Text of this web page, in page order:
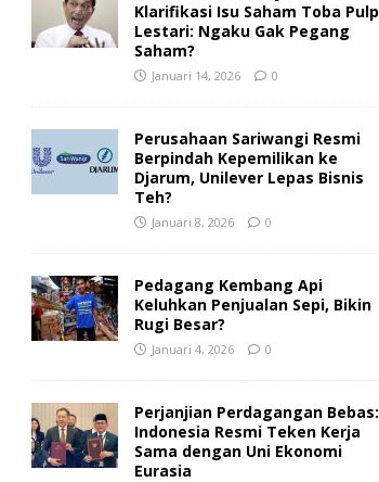
Klarifikasi Isu Saham Toba Pulp
Lestari: Ngaku Gak Pegang
Saham?
Januari 14, 2026 0
Perusahaan Sariwangi Resmi
Berpindah Kepemilikan ke
Djarum, Unilever Lepas Bisnis
Teh?
Januari 8, 2026 0
Pedagang Kembang Api
Keluhkan Penjualan Sepi, Bikin
Rugi Besar?
Januari 4, 2026 0
Perjanjian Perdagangan Bebas:
Indonesia Resmi Teken Kerja
Sama dengan Uni Ekonomi
Eurasia